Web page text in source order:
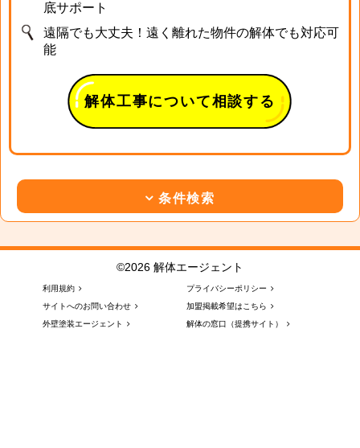
底サポート
遠隔でも大丈夫！遠く離れた物件の解体でも対応可
能
解体工事について相談する
条件検索
©2026 解体エージェント
利用規約
プライバシーポリシー
サイトへのお問い合わせ
加盟掲載希望はこちら
外壁塗装エージェント
解体の窓口（提携サイト）